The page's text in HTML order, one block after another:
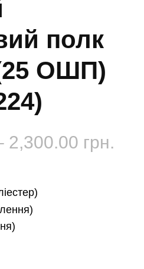
полк
ОШП)
2,300.00 грн.